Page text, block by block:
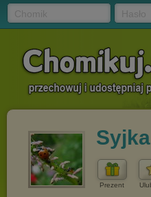
Syjka
Prezent